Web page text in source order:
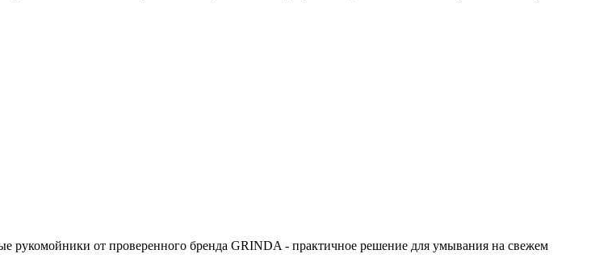
рукомойники от проверенного бренда GRINDA - практичное решение для умывания на свежем